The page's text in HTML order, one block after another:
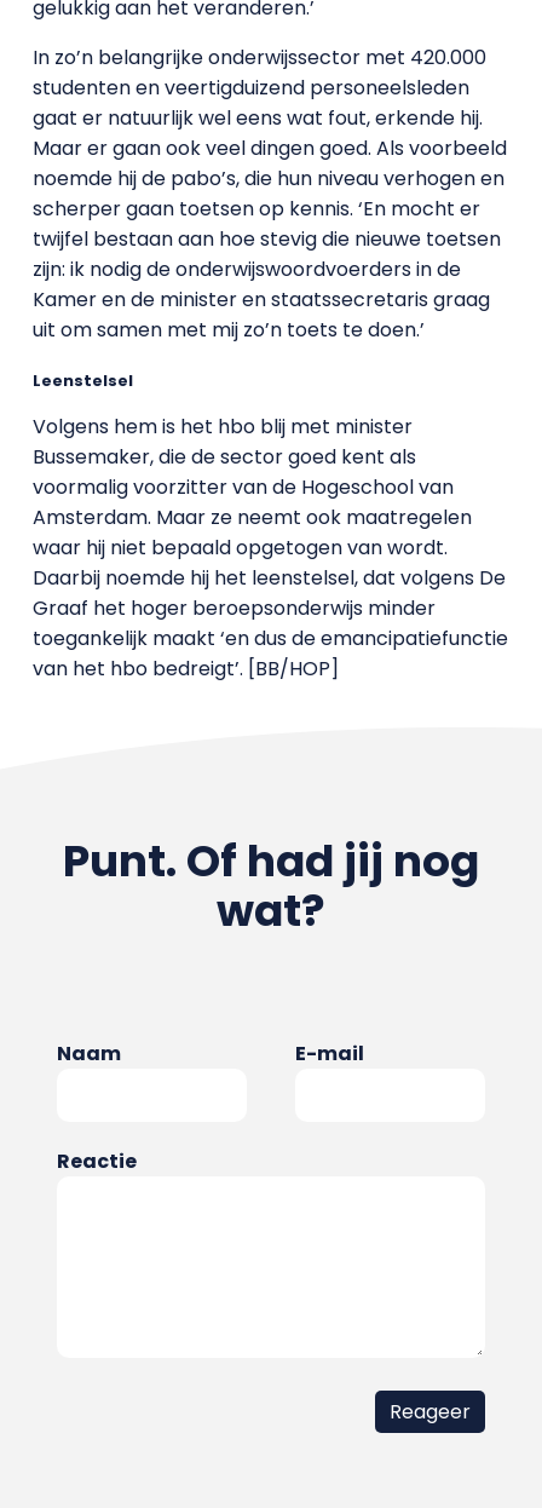
gelukkig aan het veranderen.’
In zo’n belangrijke onderwijssector met 420.000
studenten en veertigduizend personeelsleden
gaat er natuurlijk wel eens wat fout, erkende hij.
Maar er gaan ook veel dingen goed. Als voorbeeld
noemde hij de pabo’s, die hun niveau verhogen en
scherper gaan toetsen op kennis. ‘En mocht er
twijfel bestaan aan hoe stevig die nieuwe toetsen
zijn: ik nodig de onderwijswoordvoerders in de
Kamer en de minister en staatssecretaris graag
uit om samen met mij zo’n toets te doen.’
Leenstelsel
Volgens hem is het hbo blij met minister
Bussemaker, die de sector goed kent als
voormalig voorzitter van de Hogeschool van
Amsterdam. Maar ze neemt ook maatregelen
waar hij niet bepaald opgetogen van wordt.
Daarbij noemde hij het leenstelsel, dat volgens De
Graaf het hoger beroepsonderwijs minder
toegankelijk maakt ‘en dus de emancipatiefunctie
van het hbo bedreigt’. [BB/HOP]
Punt. Of had jij nog
wat?
Naam E-mail
Reactie